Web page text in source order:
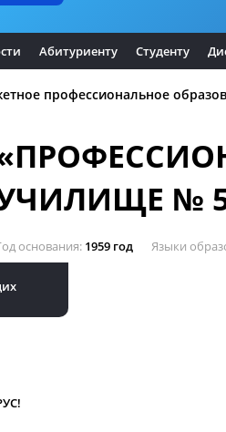
Абитуриенту Студенту
профессиональное
№
основания 1959 год Языки